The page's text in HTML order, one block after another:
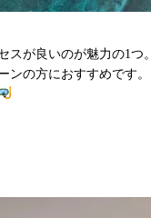
が良いのが魅力の1つ。
ンの方におすすめです。